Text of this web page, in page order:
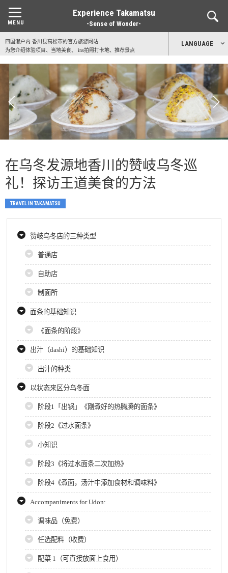
Experience Takamatsu
-Sense of Wonder-
四国濑户内 香川县高松市的官方旅游网站
为您介绍体验项目、当地美食、 ins拍照打卡地、推荐景点
LANGUAGE
日本語
English
中文简体
한국어
在乌冬发源地香川的赞岐乌冬巡
礼！探访王道美食的方法
TRAVEL IN TAKAMATSU
赞岐乌冬店的三种类型
普通店
自助店
制面所
面条的基础知识
《面条的阶段》
出汁（dashi）的基础知识
出汁的种类
以状态来区分乌冬面
阶段1「出锅」《刚煮好的热腾腾的面条》
阶段2《过水面条》
小知识
阶段3《将过水面条二次加热》
阶段4《煮面，汤汁中添加食材和调味料》
Accompaniments for Udon:
调味品（免费）
任选配料（收费）
配菜 1（可直接放面上食用）